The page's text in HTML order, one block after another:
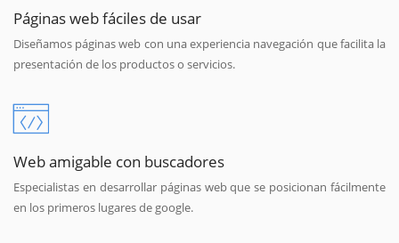
Páginas web fáciles de usar
Diseñamos páginas web con una experiencia navegación que facilita la
presentación de los productos o servicios.
Web amigable con buscadores
Especialistas en desarrollar páginas web que se posicionan fácilmente
en los primeros lugares de google.